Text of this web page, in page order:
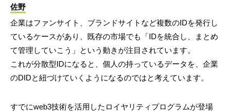
佐野
企業はファンサイト、ブランドサイトなど複数のIDを発行し
ているケースがあり、既存の市場でも「IDを統合し、まとめ
て管理していこう」という動きが注目されています。
これが分散型IDになると、個人の持っているデータを、企業
のDIDと紐づけていくようになるのではと考えています。
すでにweb3技術を活用したロイヤリティプログラムが登場